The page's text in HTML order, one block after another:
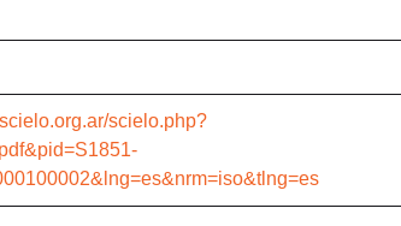
scielo.php?